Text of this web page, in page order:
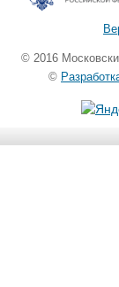
© 2016
©